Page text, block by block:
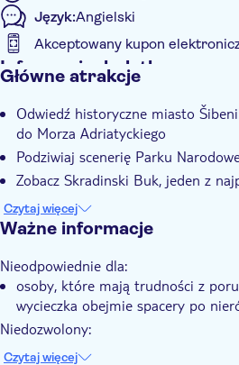
Język:Angielski
Akceptowany kupon
Informacje dodatkowe
E-Voucher
Transport w cenie
Główne atrakcje
Odwiedź historyczne miasto
do Morza Adriatyckiego
Podziwiaj scenerię Parku
Zobacz Skradinski Buk, jeden z
klifowych w Europie
Odwiedź półwysep Primošten z
winnicami wpisanymi na listę
Czytaj więcej
Ważne informacje
Nieodpowiednie dla:
osoby, które mają trudności z
wycieczka obejmie spacery po
Niedozwolony:
pływać w parku
Czytaj więcej